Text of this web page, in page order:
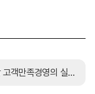
[온라인/종료] 공공기관이 해야 할 고객만족경영의 실현방안 세미나 (7/19, 무료)